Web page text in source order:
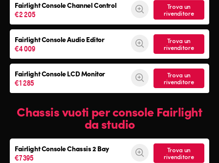
Fairlight Console Channel Control
€2 205
Trova un
rivenditore
Fairlight Console Audio Editor
€4 009
Trova un
rivenditore
Fairlight Console LCD Monitor
€1 285
Trova un
rivenditore
Chassis vuoti per console Fairlight
da studio
Fairlight ConsoleChassis 2 Bay
€7 395
Trova un
rivenditore